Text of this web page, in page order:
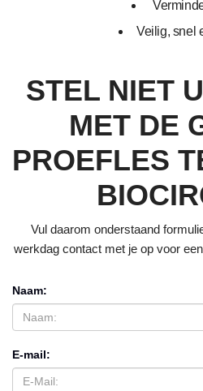
Veilig, snel
STEL NIET
MET DE
PROEFLES
Vul daarom onderstaand
werkdag contact met je op voor
Naam:
E-mail: